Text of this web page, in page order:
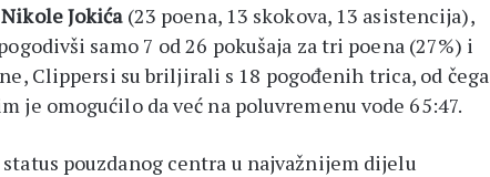
Nikole Jokića(23 poena, 13 skokova, 13 asistencija),
samo 7 od 26 pokušaja za tri poena (27%) i
Clippersi su briljirali s 18 pogođenih trica, od čega
je omogućilo da već na poluvremenu vode 65:47.
pouzdanog centra u najvažnijem dijelu